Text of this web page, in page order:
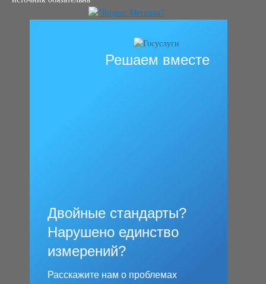
Решаем вместе
Двойные стандарты?
Нарушено единство
измерений?
Расскажите нам о проблемах